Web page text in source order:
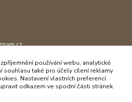
používání webu, analytické
souhlasu také pro účely cílení reklamy
Nastavení vlastních preferencí
odkazem ve spodní části stránek.